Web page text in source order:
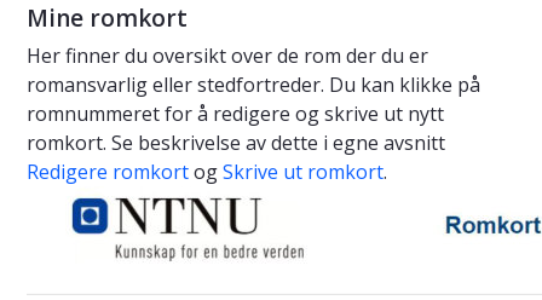
Mine romkort
Her finner du oversikt over de rom der du er
romansvarlig eller stedfortreder. Du kan klikke på
romnummeret for å redigere og skrive ut nytt
romkort. Se beskrivelse av dette i egne avsnitt
Redigere romkortogSkrive ut romkort.